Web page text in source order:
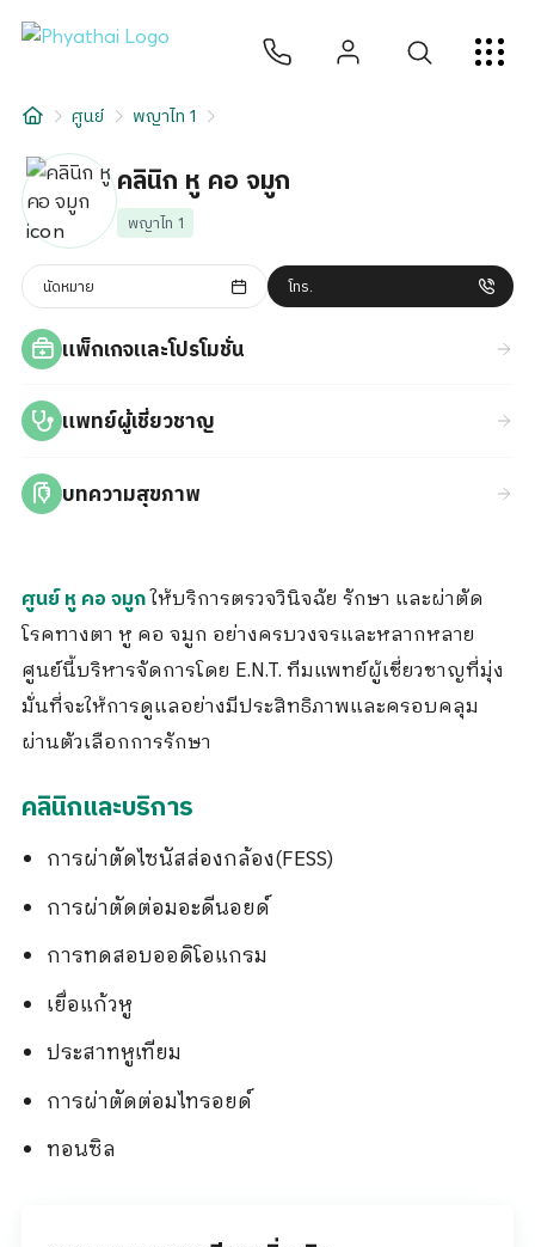
เกี่ยวกับเรา
สาขาโรงพยาบาล
ศูนย์ พญาไท 1
คลินิก หู คอ จมูก
พญาไท 1
นัดหมาย โทร.
แพ็กเกจและโปรโมชั่น
แพทย์ผู้เชี่ยวชาญ
บทความสุขภาพ
ศูนย์ หู คอ จมูกให้บริการตรวจวินิจฉัย รักษา และผ่าตัด
โรคทางตา หู คอ จมูก อย่างครบวงจรและหลากหลาย
ศูนย์นี้บริหารจัดการโดย E.N.T. ทีมแพทย์ผู้เชี่ยวชาญที่มุ่ง
มั่นที่จะให้การดูแลอย่างมีประสิทธิภาพและครอบคลุม
ผ่านตัวเลือกการรักษา
คลินิกและบริการ
การผ่าตัดไซนัสส่องกล้อง(FESS)
การผ่าตัดต่อมอะดีนอยด์
การทดสอบออดิโอแกรม
เยื่อแก้วหู
ประสาทหูเทียม
การผ่าตัดต่อมไทรอยด์
ทอนซิล